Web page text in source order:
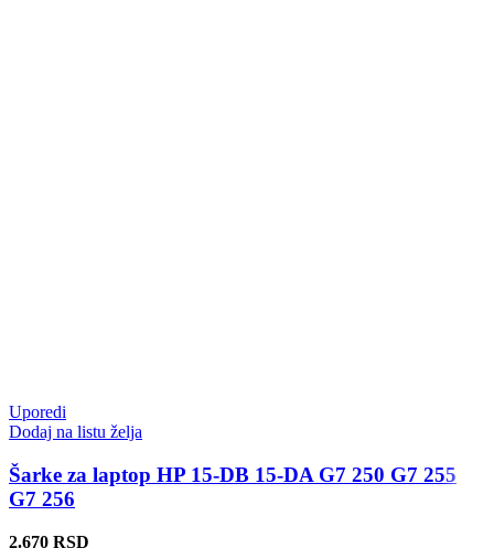
Uporedi
Dodaj na listu želja
Šarke za laptop HP 15-DB 15-DA G7 250 G7 255
G7 256
2.670 RSD